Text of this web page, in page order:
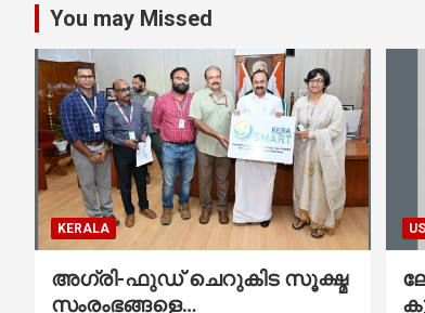
You may Missed
KERALA
അഗ്രി-ഫുഡ് ചെറുകിട സൂക്ഷ്മ
സംരംഭങ്ങളെ